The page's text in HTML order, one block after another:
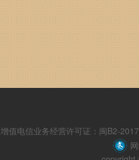
增值电信业务经营许可证：闽B2-